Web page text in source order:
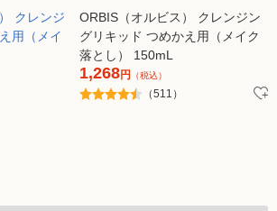
ORBIS（オルビス） クレンジン
グリキッド つめかえ用（メイク
落とし） 150mL
1,268円 （税込）
（511）